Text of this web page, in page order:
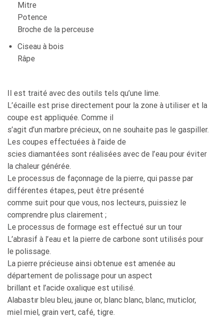
Mitre
Potence
Broche de la perceuse
Ciseau à bois
Râpe
Il est traité avec des outils tels qu’une lime.
L’écaille est prise directement pour la zone à utiliser et la
coupe est appliquée. Comme il
s’agit d’un marbre précieux, on ne souhaite pas le gaspiller.
Les coupes effectuées à l’aide de
scies diamantées sont réalisées avec de l’eau pour éviter
la chaleur générée.
Le processus de façonnage de la pierre, qui passe par
différentes étapes, peut être présenté
comme suit pour que vous, nos lecteurs, puissiez le
comprendre plus clairement ;
Le processus de formage est effectué sur un tour
L’abrasif à l’eau et la pierre de carbone sont utilisés pour
le polissage.
La pierre précieuse ainsi obtenue est amenée au
département de polissage pour un aspect
brillant et l’acide oxalique est utilisé.
Alabastır bleu bleu, jaune or, blanc blanc, blanc, muticlor,
miel miel, grain vert, café, tigre.